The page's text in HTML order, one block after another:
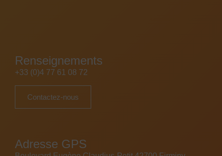
Renseignements
+33 (0)4 77 61 08 72
Contactez-nous
Adresse GPS